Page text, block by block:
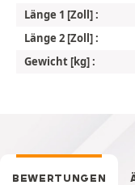
Länge 1 [Zoll] :
Länge 2 [Zoll] :
Gewicht [kg] :
BEWERTUNGEN